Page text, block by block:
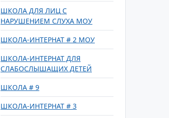
ШКОЛА ДЛЯ ЛИЦ С
НАРУШЕНИЕМ СЛУХА МОУ
ШКОЛА-ИНТЕРНАТ # 2 МОУ
ШКОЛА-ИНТЕРНАТ ДЛЯ
СЛАБОСЛЫШАЩИХ ДЕТЕЙ
ШКОЛА # 9
ШКОЛА-ИНТЕРНАТ # 3